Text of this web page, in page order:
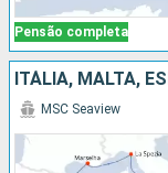
Pensão completa
ITÁLIA, MALTA,
MSC Seaview